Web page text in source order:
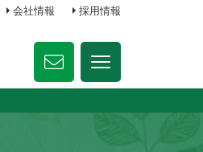
会社情報 採用情報